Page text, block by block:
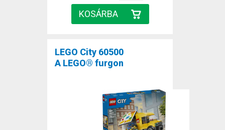
LEGO City 60500
A LEGO® furgon